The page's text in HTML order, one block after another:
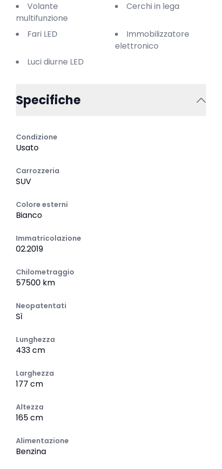
Volante
multifunzione
Cerchi in lega
Fari LED
Immobilizzatore
elettronico
Luci diurne LED
Specifiche
Condizione
Usato
Carrozzeria
SUV
Colore esterni
Bianco
Immatricolazione
02.2019
Chilometraggio
57500 km
Neopatentati
Sì
Lunghezza
433 cm
Larghezza
177 cm
Altezza
165 cm
Alimentazione
Benzina